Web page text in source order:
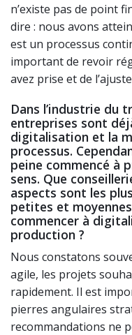
n’existe pas de point
dire : nous avons
est un processus
important de revoir
avez prise et de
Dans l’industrie du
entreprises sont
digitalisation et la
processus.
peine commencé à
sens. Que
aspects sont les
petites et
commencer à
production ?
Nous constatons
agile, les projets
rapidement. Il est
pierres angulaires
recommandations ne